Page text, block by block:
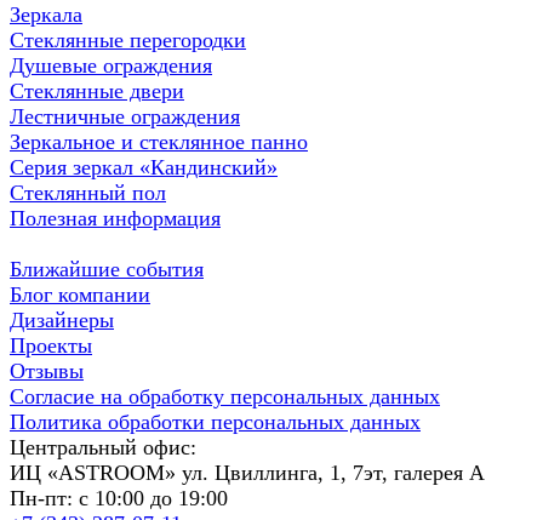
Зеркала
Стеклянные перегородки
Душевые ограждения
Стеклянные двери
Лестничные ограждения
Зеркальное и стеклянное панно
Серия зеркал «Кандинский»
Стеклянный пол
Полезная информация
Ближайшие события
Блог компании
Дизайнеры
Проекты
Отзывы
Согласие на обработку персональных данных
Политика обработки персональных данных
Центральный офис:
ИЦ «ASTROOM» ул. Цвиллинга, 1, 7эт, галерея А
Пн-пт: с 10:00 до 19:00